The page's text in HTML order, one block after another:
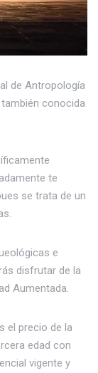
de Antropología
conocida
te
se trata de un
e
disfrutar de la
Aumentada.
el precio de la
edad con
vigente y